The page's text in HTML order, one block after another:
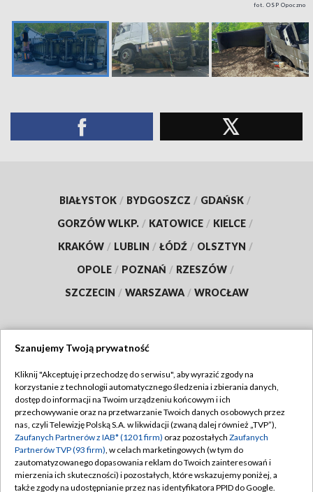
fot. OSP Opoczno
BIAŁYSTOK / BYDGOSZCZ / GDAŃSK /
GORZÓW WLKP. / KATOWICE / KIELCE /
KRAKÓW / LUBLIN / ŁÓDŹ / OLSZTYN /
OPOLE / POZNAŃ / RZESZÓW /
SZCZECIN / WARSZAWA / WROCŁAW
TVP
Abonament TVP
Emisja w TVP
Centrum informacji TVP
Naziemna Telewizja Cyfrowa
Regulamin TVP
Polityka prywatności
Moje zgody
Pomoc
Szanujemy Twoją prywatność
Kliknij "Akceptuję i przechodzę do serwisu", aby wyrazić zgody na
korzystanie z technologii automatycznego śledzenia i zbierania danych,
dostęp do informacji na Twoim urządzeniu końcowym i ich
przechowywanie oraz na przetwarzanie Twoich danych osobowych przez
nas, czyli Telewizję Polską S.A. w likwidacji (zwaną dalej również „TVP”),
Zaufanych Partnerów z IAB* (1201 firm) oraz pozostałych Zaufanych
Partnerów TVP (93 firm), w celach marketingowych (w tym do
zautomatyzowanego dopasowania reklam do Twoich zainteresowań i
mierzenia ich skuteczności) i pozostałych, które wskazujemy poniżej, a
także zgody na udostępnianie przez nas identyfikatora PPID do Google.